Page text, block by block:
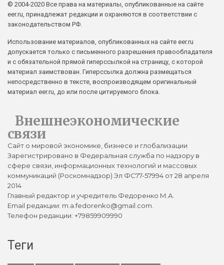
© 2004-2020 Все права на материалы, опубликованные на сайте
eer.ru, принадлежат редакции и охраняются в соответствии с
законодательством РФ.
Использование материалов, опубликованных на сайте eer.ru
допускается только с письменного разрешения правообладателя
и с обязательной прямой гиперссылкой на страницу, с которой
материал заимствован. Гиперссылка должна размещаться
непосредственно в тексте, воспроизводящем оригинальный
материал eer.ru, до или после цитируемого блока.
Внешнеэкономические
связи
Сайт о мировой экономике, бизнесе и глобализации
Зарегистрировано в Федеральная служба по надзору в
сфере связи, информационных технологий и массовых
коммуникаций (Роскомнадзор) Эл ФС77-57994 от 28 апреля
2014
Главный редактор и учредитель Федоренко М.А.
Email редакции: m.a.fedorenko@gmail.com.
Телефон редакции: +79859909990
Теги